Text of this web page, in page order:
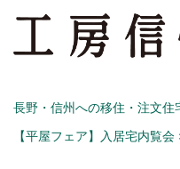
長野・信州への移住・注文住
【平屋フェア】入居宅内覧